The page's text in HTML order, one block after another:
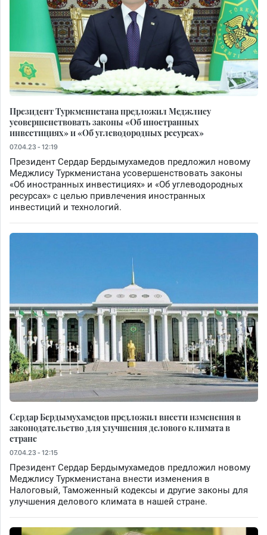
Президент Туркменистана предложил Меджлису
усовершенствовать законы «Об иностранных
инвестициях» и «Об углеводородных ресурсах»
07.04.23 - 12:19
Президент Сердар Бердымухамедов предложил новому
Меджлису Туркменистана усовершенствовать законы
«Об иностранных инвестициях» и «Об углеводородных
ресурсах» с целью привлечения иностранных
инвестиций и технологий.
Сердар Бердымухамедов предложил внести изменения в
законодательство для улучшения делового климата в
стране
07.04.23 - 12:15
Президент Сердар Бердымухамедов предложил новому
Меджлису Туркменистана внести изменения в
Налоговый, Таможенный кодексы и другие законы для
улучшения делового климата в нашей стране.